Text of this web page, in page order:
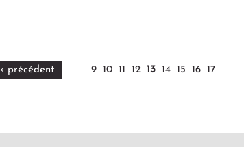
‹ précédent 9 10 11 12 13 14 15 16 17